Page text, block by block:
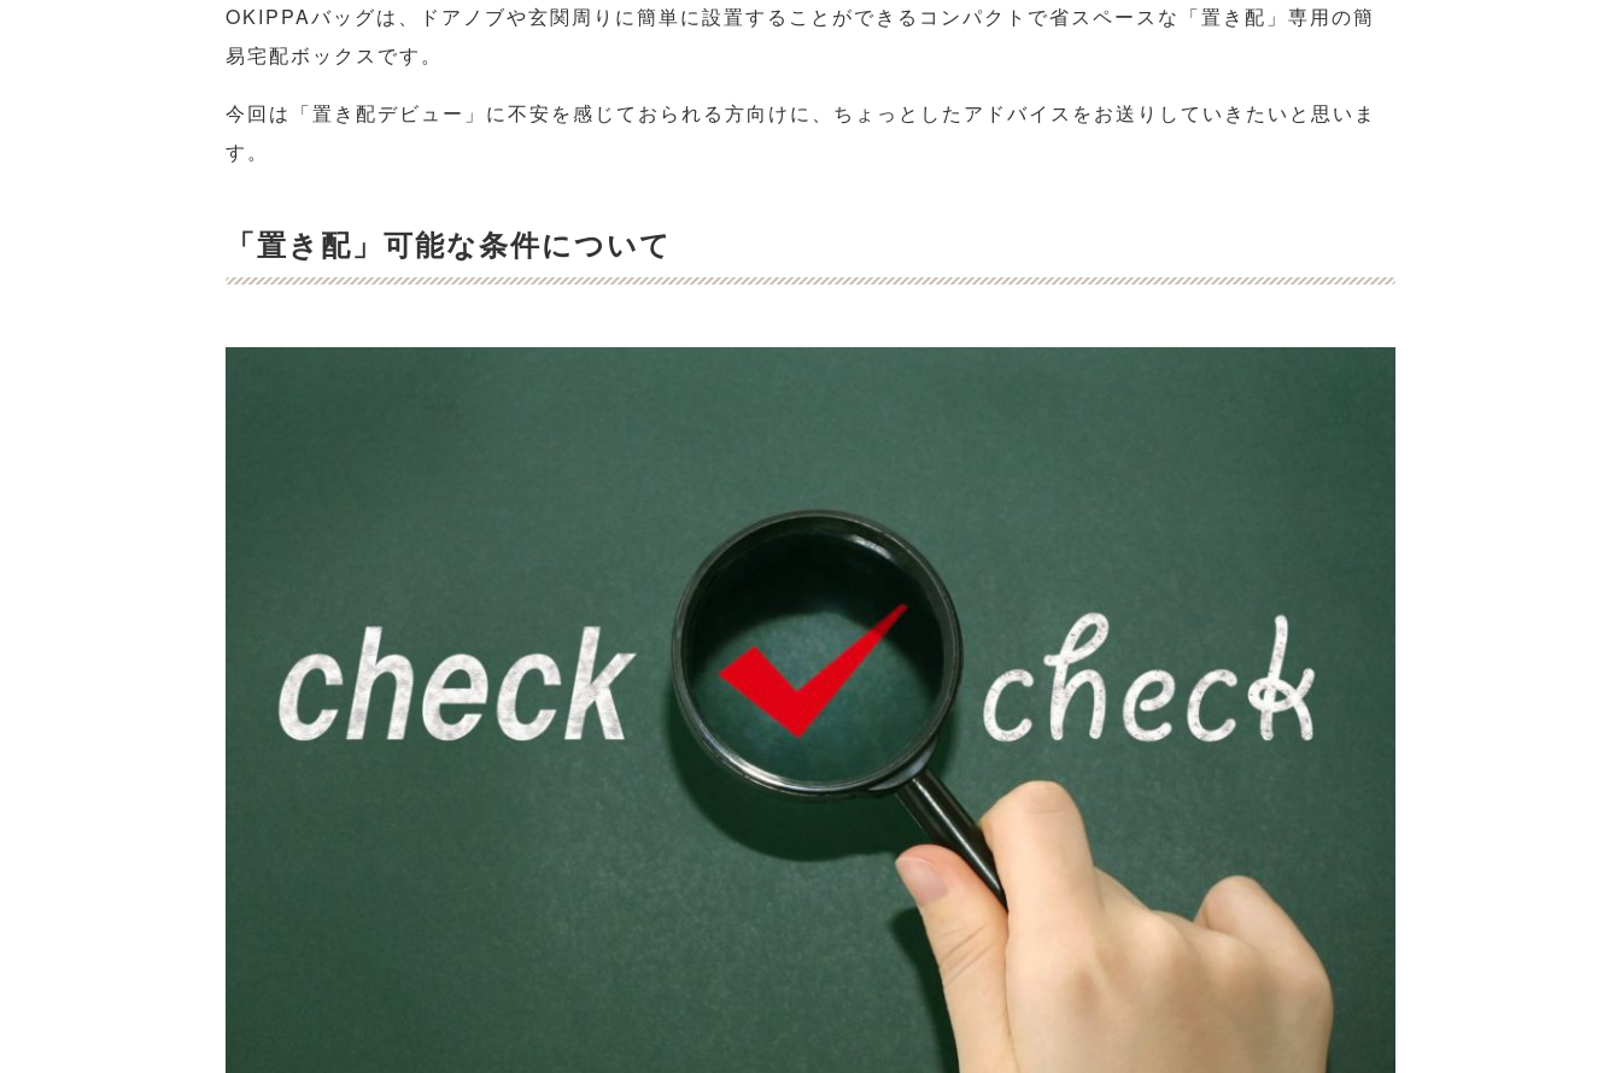
OKIPPAバッグは、ドアノブや玄関周りに簡単に設置することができるコンパクトで省スペースな「置き配」専用の簡
易宅配ボックスです。
今回は「置き配デビュー」に不安を感じておられる方向けに、ちょっとしたアドバイスをお送りしていきたいと思いま
す。
「置き配」可能な条件について